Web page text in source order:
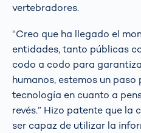
vertebradores.
“Creo que ha llegado el
entidades, tanto públicas
codo a codo para
humanos, estemos un
tecnología en cuanto a
revés.” Hizo patente que
ser capaz de utilizar la